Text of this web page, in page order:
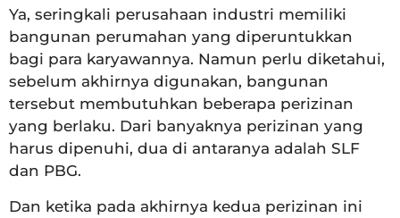
Ya, seringkali perusahaan industri memiliki
bangunan perumahan yang diperuntukkan
bagi para karyawannya. Namun perlu diketahui,
sebelum akhirnya digunakan, bangunan
tersebut membutuhkan beberapa perizinan
yang berlaku. Dari banyaknya perizinan yang
harus dipenuhi, dua di antaranya adalah SLF
dan PBG.
Dan ketika pada akhirnya kedua perizinan ini